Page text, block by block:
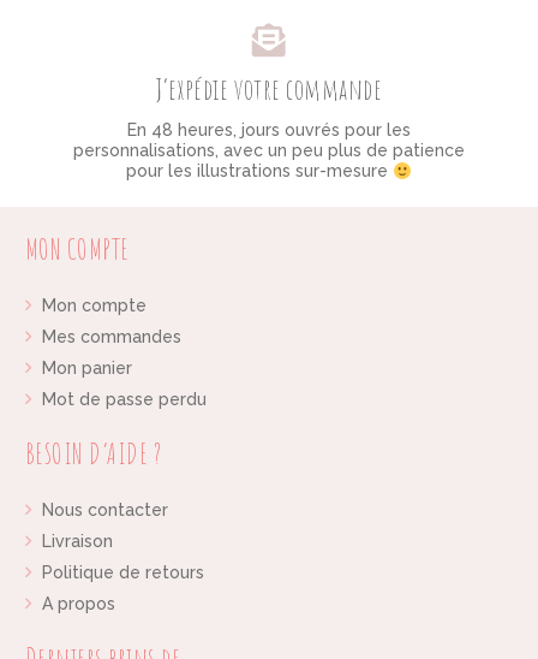
J’expédie votre commande
En 48 heures, jours ouvrés pour les
personnalisations, avec un peu plus de patience
pour les illustrations sur-mesure
MON COMPTE
Mon compte
Mes commandes
Mon panier
Mot de passe perdu
BESOIN D’AIDE ?
Nous contacter
Livraison
Politique de retours
A propos